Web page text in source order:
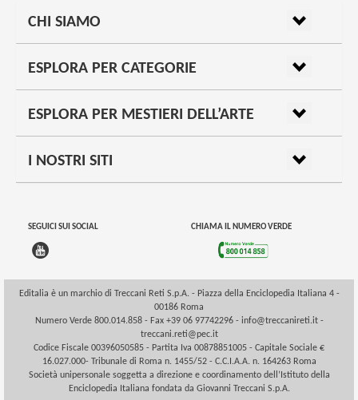
CHI SIAMO
ESPLORA PER CATEGORIE
ESPLORA PER MESTIERI DELL’ARTE
I NOSTRI SITI
SEGUICI SUI SOCIAL CHIAMA IL NUMERO VERDE
Editalia è un marchio di Treccani Reti S.p.A. - Piazza della Enciclopedia Italiana 4 -
00186 Roma
Numero Verde 800.014.858 - Fax +39 06 97742296 - info@treccanireti.it-
treccani.reti@pec.it
Codice Fiscale 00396050585 - Partita Iva 00878851005 - Capitale Sociale €
16.027.000- Tribunale di Roma n. 1455/52 - C.C.I.A.A. n. 164263 Roma
Società unipersonale soggetta a direzione e coordinamento dell’Istituto della
Enciclopedia Italiana fondata da Giovanni Treccani S.p.A.